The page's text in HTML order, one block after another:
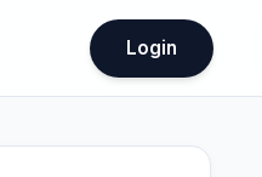
Login